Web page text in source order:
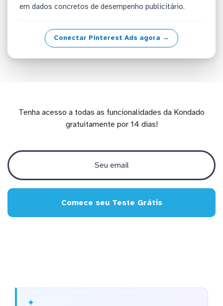
em dados concretos de desempenho publicitário.
Conectar Pinterest Ads agora →
Tenha acesso a todas as funcionalidades da Kondado
gratuitamente por 14 dias!
Comece seu Teste Grátis